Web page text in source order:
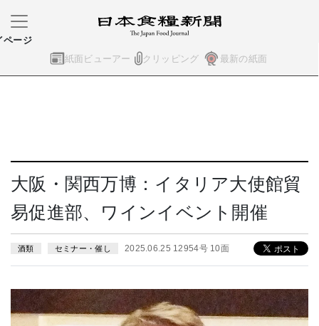
紙面ビューアー クリッピング 最新の紙面
ページ
大阪・関西万博：イタリア大使館貿
易促進部、ワインイベント開催
酒類 セミナー・催し 2025.06.25 12954号 10面